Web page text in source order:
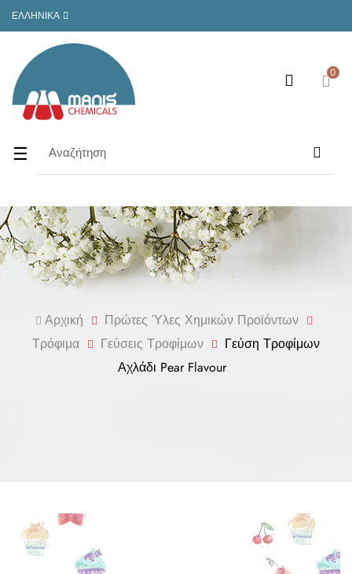
ΕΛΛΗΝΙΚΆ
Toggle
☰
0
Αρχική
Πρώτες Ύλες Χημικών Προϊόντων
Τρόφιμα
Γεύσεις Τροφίμων
Γεύση Τροφίμων
Αχλάδι Pear Flavour